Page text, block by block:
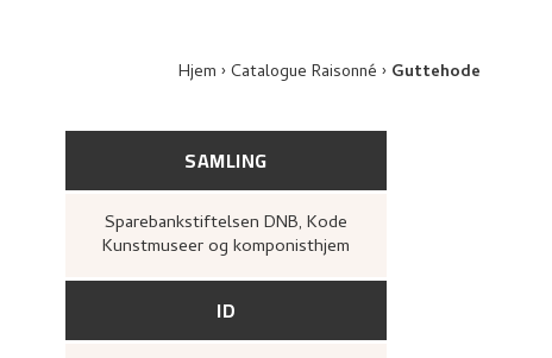
Hjem Catalogue Raisonné Guttehode
SAMLING
Sparebankstiftelsen DNB, Kode
Kunstmuseer og komponisthjem
ID